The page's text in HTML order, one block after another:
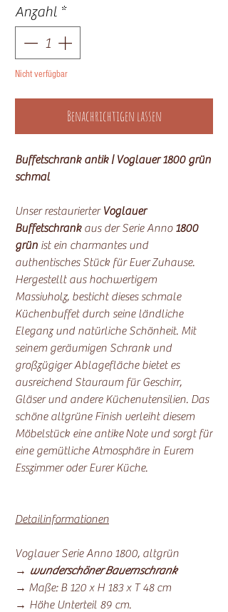
Anzahl *
Nicht verfügbar
Benachrichtigen lassen
Buffetschrank antik | Voglauer 1800 grün
schmal
Unser restaurierter Voglauer
Buffetschrankaus der Serie Anno1800
grün ist ein charmantes und
authentisches Stück für Euer Zuhause.
Hergestellt aus hochwertigem
Massivholz, besticht dieses schmale
Küchenbuffet durch seine ländliche
Eleganz und natürliche Schönheit. Mit
seinem geräumigen Schrank und
großzügiger Ablagefläche bietet es
ausreichend Stauraum für Geschirr,
Gläser und andere Küchenutensilien. Das
schöne altgrüne Finish verleiht diesem
Möbelstück eine antike Note und sorgt für
eine gemütliche Atmosphäre in Eurem
Esszimmer oder Eurer Küche.
Detailinformationen
Voglauer Serie Anno 1800, altgrün
→ wunderschöner Bauernschrank
→ Maße: B 120 x H 183 x T 48 cm
→ Höhe Unterteil 89 cm.